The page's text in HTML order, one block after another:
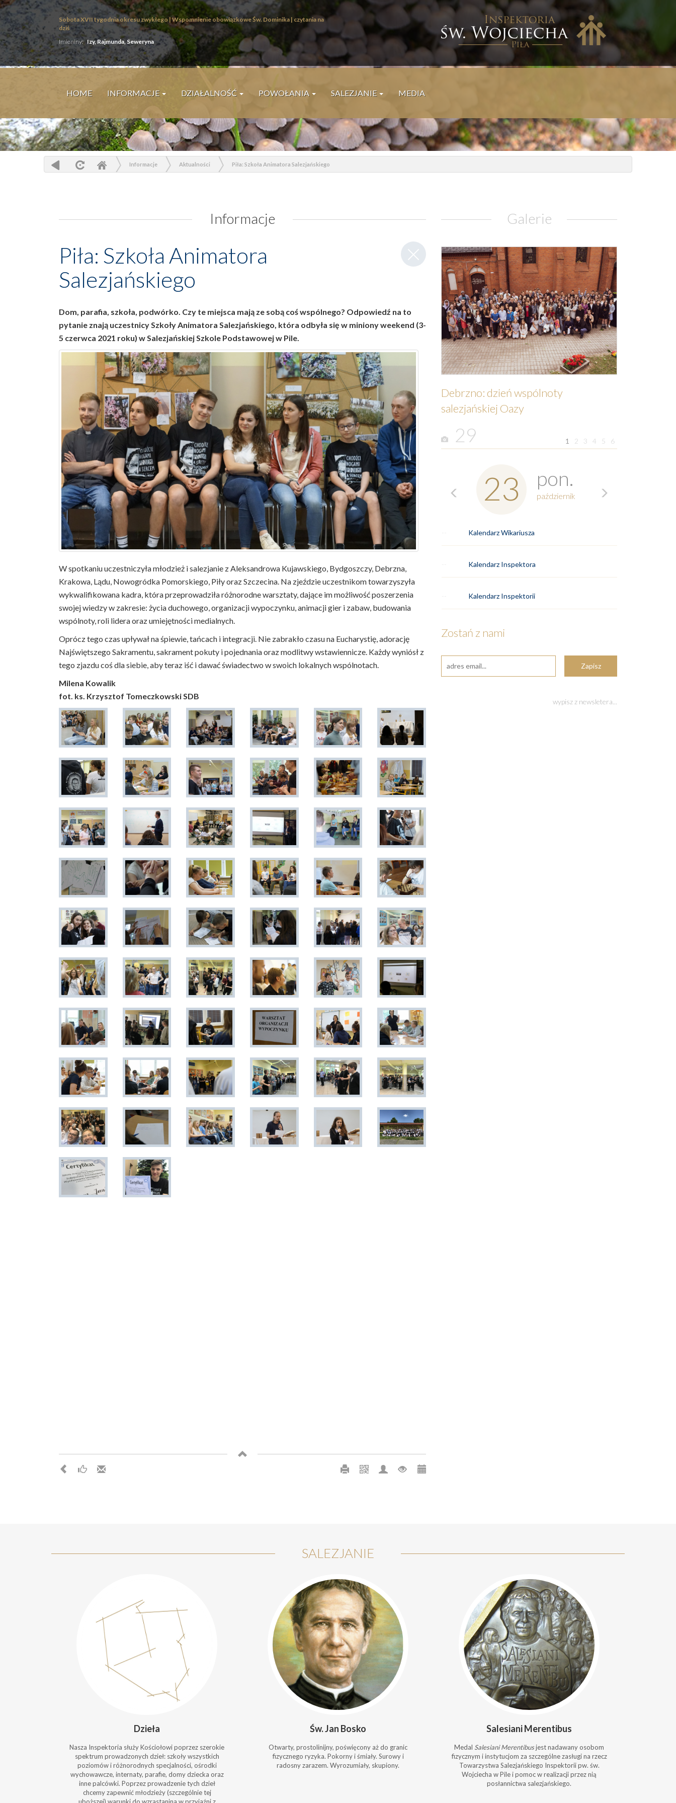
Sobota XVII tygodnia okresu zwykłego | Wspomnienie obowiązkowe Św. Dominika | czytania na
dziś
Imieniny: Izy, Rajmunda, Seweryna
Inspektoria
Piła
HOME INFORMACJE DZIAŁALNOŚĆ POWOŁANIA SALEZJANIE MEDIA
Informacje Aktualności Piła: Szkoła Animatora Salezjańskiego
Informacje
Zamknij
wpis
Piła: Szkoła Animatora
Salezjańskiego
Dom, parafia, szkoła, podwórko. Czy te miejsca mają ze sobą coś wspólnego? Odpowiedź na to
pytanie znają uczestnicy Szkoły Animatora Salezjańskiego, która odbyła się w miniony weekend (3-
5 czerwca 2021 roku) w Salezjańskiej Szkole Podstawowej w Pile.
W spotkaniu uczestniczyła młodzież i salezjanie z Aleksandrowa Kujawskiego, Bydgoszczy, Debrzna,
Krakowa, Lądu, Nowogródka Pomorskiego, Piły oraz Szczecina. Na zjeździe uczestnikom towarzyszyła
wykwalifikowana kadra, która przeprowadziła różnorodne warsztaty, dające im możliwość poszerzenia
swojej wiedzy w zakresie: życia duchowego, organizacji wypoczynku, animacji gier i zabaw, budowania
wspólnoty, roli lidera oraz umiejętności medialnych.
Oprócz tego czas upływał na śpiewie, tańcach i integracji. Nie zabrakło czasu na Eucharystię, adorację
Najświętszego Sakramentu, sakrament pokuty i pojednania oraz modlitwy wstawiennicze. Każdy wyniósł z
tego zjazdu coś dla siebie, aby teraz iść i dawać świadectwo w swoich lokalnych wspólnotach.
Milena Kowalik
fot. ks. Krzysztof Tomeczkowski SDB
Galerie
Debrzno: dzień wspólnoty
salezjańskiej Oazy
29 1 2 3 4 5 6
23 pon.
październik
Kalendarz Wikariusza
Kalendarz Inspektora
Kalendarz Inspektorii
Zostań z nami
wypisz z newsletera...
SALEZJANIE
Dzieła
Nasza Inspektoria służy Kościołowi poprzez szerokie
spektrum prowadzonych dzieł: szkoły wszystkich
poziomów i różnorodnych specjalności, ośrodki
wychowawcze, internaty, parafie, domy dziecka oraz
inne palcówki. Poprzez prowadzenie tych dzieł
chcemy zapewnić młodzieży (szczególnie tej
uboższej) warunki do wzrastanina w przyjaźni z
Św. Jan Bosko
Otwarty, prostolinijny, poświęcony aż do granic
fizycznego ryzyka. Pokorny i śmiały. Surowy i
radosny zarazem. Wyrozumiały, skupiony.
Salesiani Merentibus
Medal Salesiani Merentibusjest nadawany osobom
fizycznym i instytucjom za szczególne zasługi na rzecz
Towarzystwa Salezjańskiego Inspektorii pw. św.
Wojciecha w Pile i pomoc w realizacji przez nią
posłannictwa salezjańskiego.